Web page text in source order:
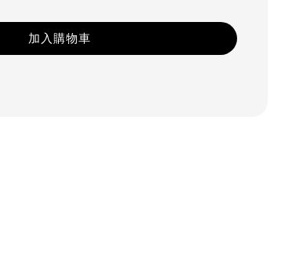
加入購物車